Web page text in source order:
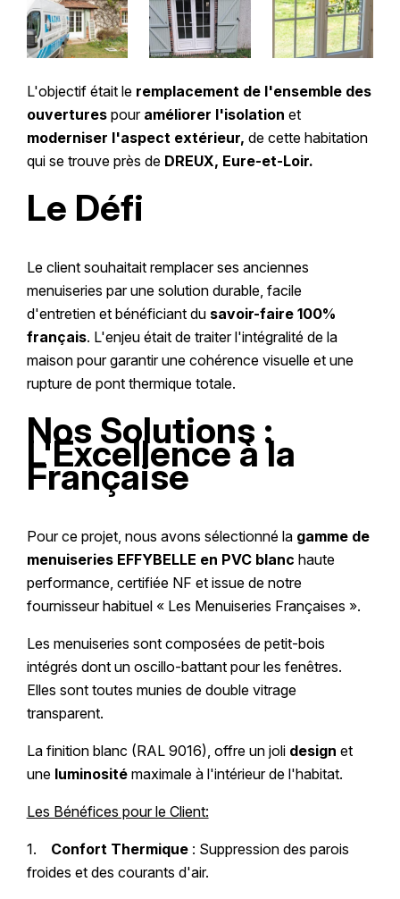
L'objectif était le remplacement de l'ensemble des
ouverturespour améliorer l'isolation et
moderniser l'aspect extérieur, de cette habitation
qui se trouve près deDREUX, Eure-et-Loir.
Le Défi
Le client souhaitait remplacer ses anciennes
menuiseries par une solution durable, facile
d'entretien et bénéficiant du savoir-faire 100%
français. L'enjeu était de traiter l'intégralité de la
maison pour garantir une cohérence visuelle et une
rupture de pont thermique totale.
Nos Solutions :
L'Excellence à la
Française
Pour ce projet, nous avons sélectionné la gamme de
menuiseries EFFYBELLE en PVC blanc haute
performance, certifiée NF et issue de notre
fournisseur habituel « Les Menuiseries Françaises ».
Les menuiseries sont composées de petit-bois
intégrés dont un oscillo-battant pour les fenêtres.
Elles sont toutes munies de double vitrage
transparent.
La finition blanc (RAL 9016), offre un joli design et
une luminositémaximale à l'intérieur de l'habitat.
Les Bénéfices pour le Client:
1. Confort Thermique: Suppression des parois
froides et des courants d'air.